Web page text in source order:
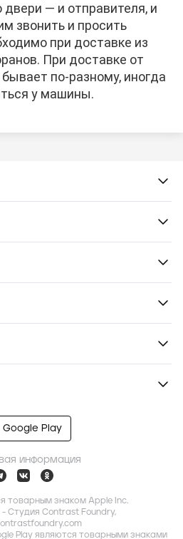
— и отправителя, и
звонить и просить
при доставке из
При доставке от
по-разному, иногда
у машины.
Google Play
информация
товарным знаком Apple Inc.
Студия Contrast Foundry,
Play являются товарными знаками